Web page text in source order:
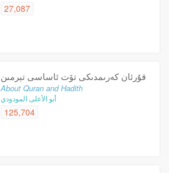
27,087
قۇرئان كەرىمدىكى تۆت ئاساسى تېرمىن
About Quran and Hadith
أبو الأعلى المودودي
125,704